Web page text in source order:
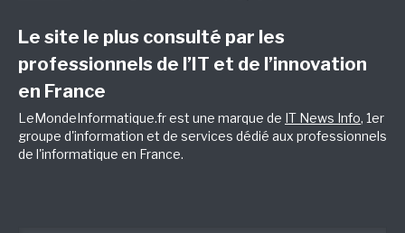
Le site le plus consulté par les
professionnels de l’IT et de l’innovation
en France
LeMondeInformatique.fr est une marque de IT News Info, 1er
groupe d'information et de services dédié aux professionnels
de l'informatique en France.